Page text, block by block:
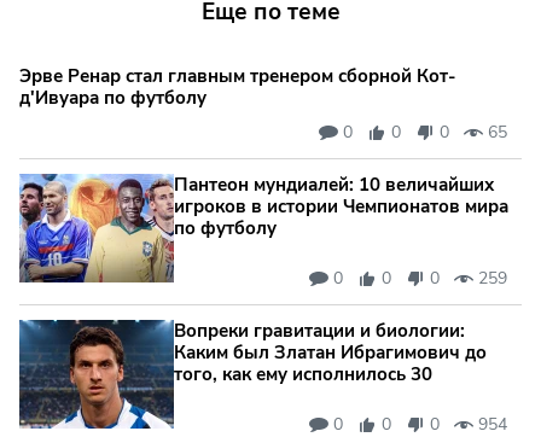
Еще по теме
Эрве Ренар стал главным тренером сборной Кот-
д'Ивуара по футболу
0 0 0 65
Пантеон мундиалей: 10 величайших
игроков в истории Чемпионатов мира
по футболу
0 0 0 259
Вопреки гравитации и биологии:
Каким был Златан Ибрагимович до
того, как ему исполнилось 30
0 0 0 954